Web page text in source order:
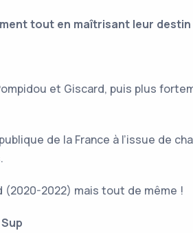
tout en maîtrisant leur destin
et Giscard, puis plus
de la France à l’issue de
(2020-2022) mais tout de même !